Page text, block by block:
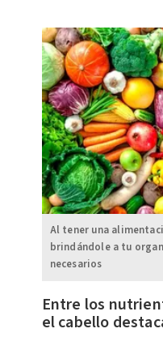
Al tener una
brindándole a tu
necesarios
Entre los
el cabello